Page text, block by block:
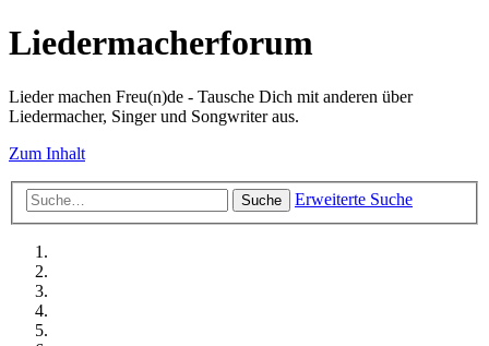
Liedermacherforum
Lieder machen Freu(n)de - Tausche Dich mit anderen über
Liedermacher, Singer und Songwriter aus.
Zum Inhalt
Suche Erweiterte Suche